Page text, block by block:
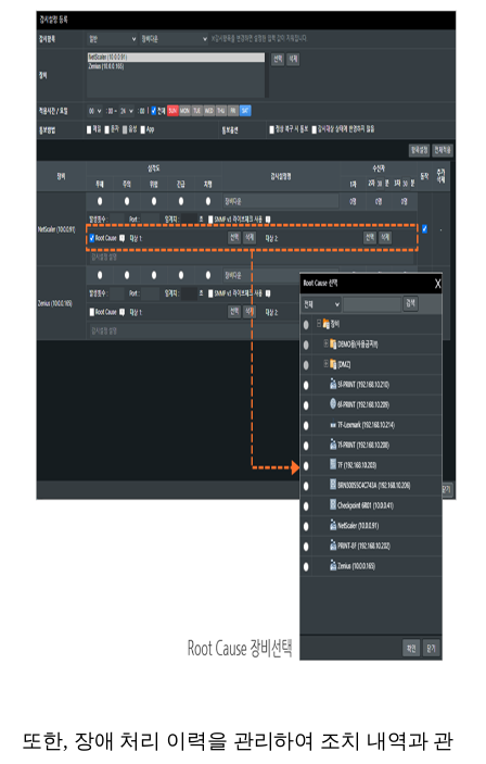
또한, 장애 처리 이력을 관리하여 조치 내역과 관